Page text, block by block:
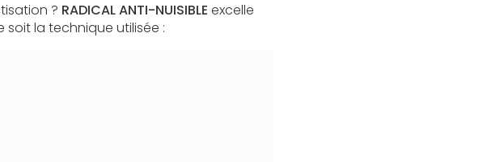
? RADICAL ANTI-NUISIBLE excelle
la technique utilisée :